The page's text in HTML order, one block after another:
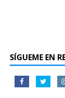
SÍGUEME EN